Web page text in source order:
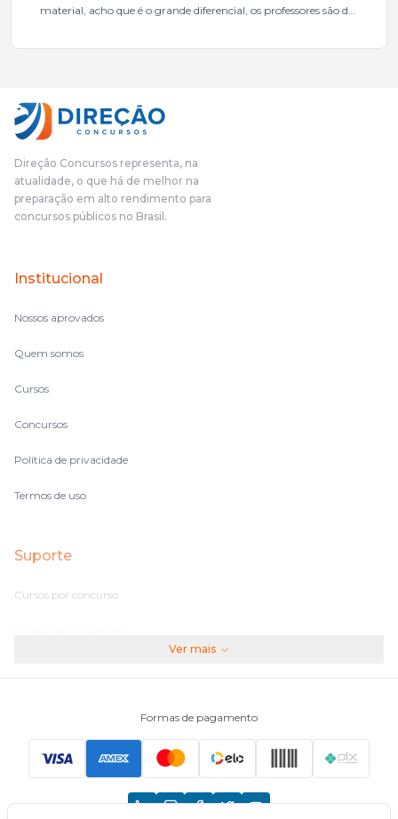
material, acho que é o grande diferencial, os professores são de
mais excelentes cargos da administração pública.Eu sempre
fundamental na minha derrota no ano passado para que eu
pudesse enxergar o que eu errei e corrigir minha rota.E além
das aulas vocês(Direção Concursos), que fizeram um
o aluno, além de ter que estudar, ele tem que perder tempo
fazendo um cronograma, num pós- edital é muito
complicado, é uma avalanche de informação, então vocês
terem feito isso é muito bacana, porque quando eu me sentia
no volume de matérias.
Direção Concursos representa, na
atualidade, o que há de melhor na
preparação em alto rendimento para
concursos públicos no Brasil.
Institucional
Nossos aprovados
Quem somos
Cursos
Concursos
Política de privacidade
Termos de uso
Suporte
Cursos por concurso
Principais Concursos
CNU
Ver mais
Formas de pagamento